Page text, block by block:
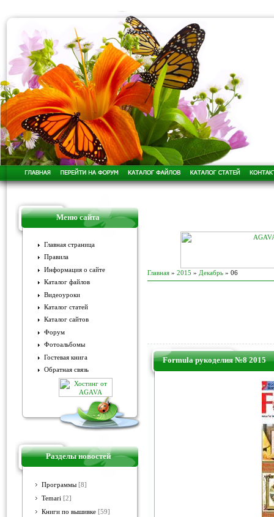
Меню сайта
Главная страница
Правила
Информация о сайте
Каталог файлов
Видеоуроки
Каталог статей
Каталог сайтов
Форум
Фотоальбомы
Гостевая книга
Обратная связь
Разделы новостей
Программы [8]
Temari [2]
Книги по вышивке [59]
Главная » 2015 » Декабрь » 06
Formula рукоделия №8 2015